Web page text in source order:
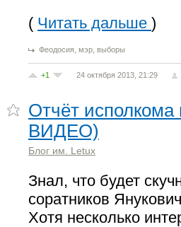
( Читать дальше )
Феодосия, мэр, выборы
+1 24 октября 2013, 21:29
Отчёт
ВИДЕО)
Блог им. Letux
Знал, что будет
соратников
Хотя несколько